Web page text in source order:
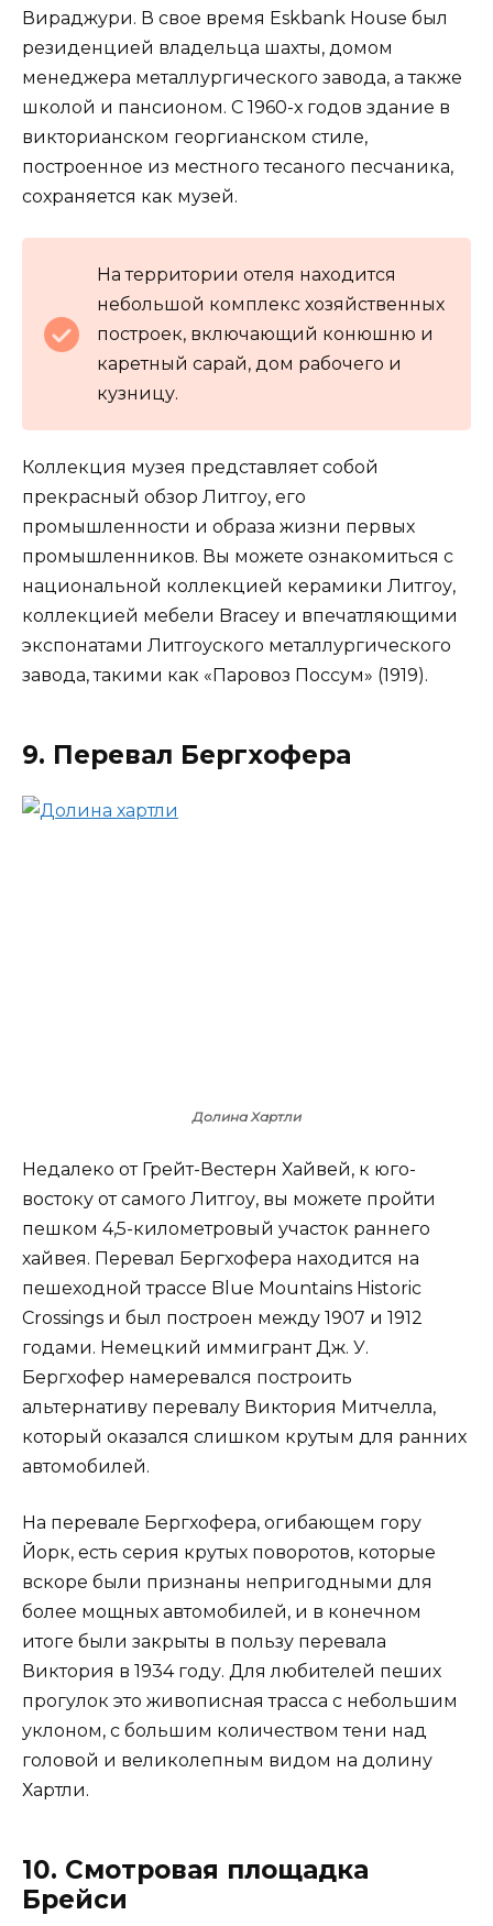
Вираджури. В свое время Eskbank House был
резиденцией владельца шахты, домом
менеджера металлургического завода, а также
школой и пансионом. С 1960-х годов здание в
викторианском георгианском стиле,
построенное из местного тесаного песчаника,
сохраняется как музей.
На территории отеля находится
небольшой комплекс хозяйственных
построек, включающий конюшню и
каретный сарай, дом рабочего и
кузницу.
Коллекция музея представляет собой
прекрасный обзор Литгоу, его
промышленности и образа жизни первых
промышленников. Вы можете ознакомиться с
национальной коллекцией керамики Литгоу,
коллекцией мебели Bracey и впечатляющими
экспонатами Литгоуского металлургического
завода, такими как «Паровоз Поссум» (1919).
9. Перевал Бергхофера
Долина Хартли
Недалеко от Грейт-Вестерн Хайвей, к юго-
востоку от самого Литгоу, вы можете пройти
пешком 4,5-километровый участок раннего
хайвея. Перевал Бергхофера находится на
пешеходной трассе Blue Mountains Historic
Crossings и был построен между 1907 и 1912
годами. Немецкий иммигрант Дж. У.
Бергхофер намеревался построить
альтернативу перевалу Виктория Митчелла,
который оказался слишком крутым для ранних
автомобилей.
На перевале Бергхофера, огибающем гору
Йорк, есть серия крутых поворотов, которые
вскоре были признаны непригодными для
более мощных автомобилей, и в конечном
итоге были закрыты в пользу перевала
Виктория в 1934 году. Для любителей пеших
прогулок это живописная трасса с небольшим
уклоном, с большим количеством тени над
головой и великолепным видом на долину
Хартли.
10. Смотровая площадка
Брейси